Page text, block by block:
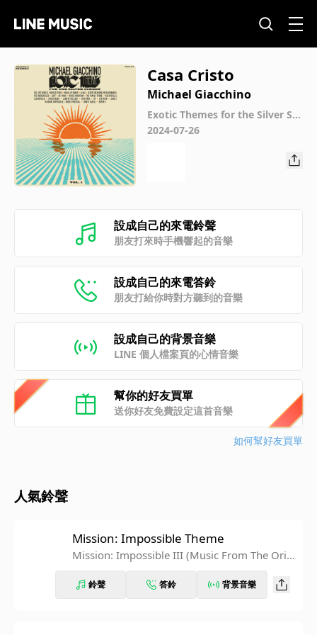
Casa Cristo
Michael Giacchino
Exotic Themes for the Silver Scr
een, Vol. 1
2024-07-26
設成自己的來電鈴聲
朋友打來時手機響起的音樂
設成自己的來電答鈴
朋友打給你時對方聽到的音樂
設成自己的背景音樂
LINE 個人檔案頁的心情音樂
幫你的好友買單
送你好友免費設定這首音樂
如何幫好友買單
人氣鈴聲
Mission: Impossible Theme
Mission: Impossible III (Music From The Origi
鈴聲 答鈴 背景音樂